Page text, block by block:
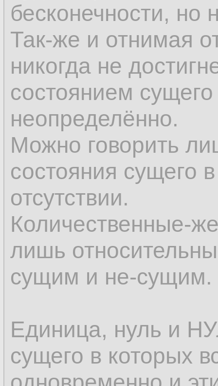
бесконечности, но
Так-же и отнимая
никогда не
состоянием
неопределённо.
Можно говорить
состояния сущего
отсутствии.
Количественные-
лишь
сущим и не-сущим.
Единица, нуль и
сущего в которых